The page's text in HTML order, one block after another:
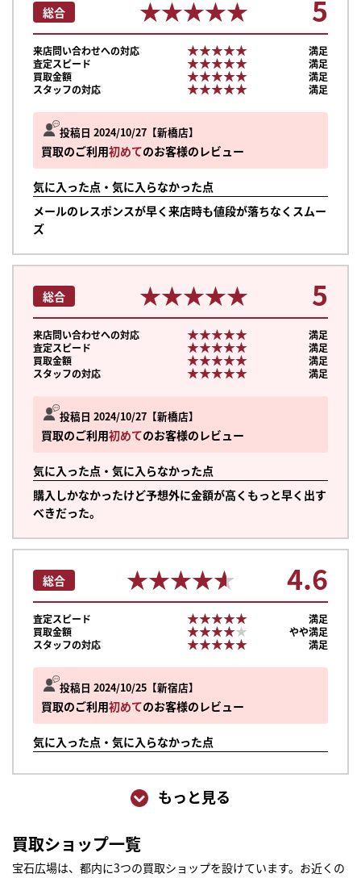
投稿日 2024/10/27 新橋店
買取のご利用初めてのお客様のレビュー
気に入った点・気に入らなかった点
メールのレスポンスが早く来店時も値段が落ちなくスムー
ズ
総合 ★★★★★
★★★★★ 5
来店問い合わせへの対応 ★★★★★
★★★★★
満足
査定スピード
★★★★★
★★★★★
満足
買取金額
★★★★★
★★★★★
満足
スタッフの対応
★★★★★
★★★★★ 満足
投稿日 2024/10/27 新橋店
買取のご利用初めてのお客様のレビュー
気に入った点・気に入らなかった点
購入しかなかったけど予想外に金額が高くもっと早く出す
べきだった。
総合 ★★★★★
★★★★★ 5
来店問い合わせへの対応 ★★★★★
★★★★★
満足
査定スピード
★★★★★
★★★★★
満足
買取金額
★★★★★
★★★★★
満足
スタッフの対応
★★★★★
★★★★★ 満足
投稿日 2024/10/25 新宿店
買取のご利用初めてのお客様のレビュー
気に入った点・気に入らなかった点
総合 ★★★★★
★★★★★ 4.6
査定スピード ★★★★★
★★★★★
満足
買取金額
★★★★★
★★★★★
やや満足
スタッフの対応
★★★★★
★★★★★ 満足
もっと見る
買取ショップ一覧
宝石広場は、都内に3つの買取ショップを設けています。お近くの